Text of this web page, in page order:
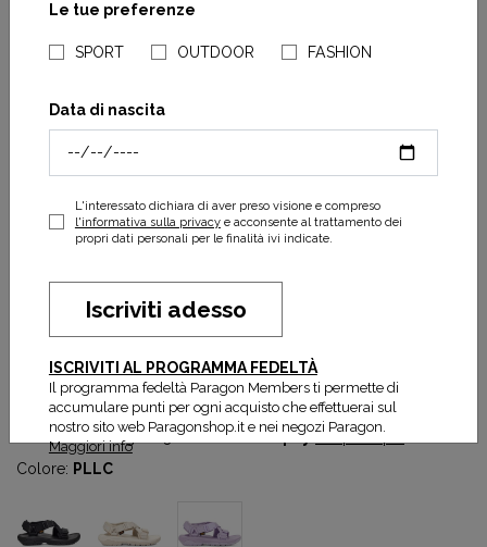
NEGOZI PARAGONSHOP
Hurricane Verge
89,50 €
Compra ora. Paga conKlarna .Scopri di più
Compra ora. Paga in 3 rate conScalapay Scopri di più
Colore: PLLC
Le tue preferenze
SPORT OUTDOOR FASHION
Data di nascita
L'interessato dichiara di aver preso visione e compreso
l'informativa sulla privacye acconsente al trattamento dei
propri dati personali per le finalità ivi indicate.
Iscriviti adesso
ISCRIVITI AL PROGRAMMA FEDELTÀ
Il programma fedeltà Paragon Members ti permette di
accumulare punti per ogni acquisto che effettuerai sul
nostro sito web Paragonshop.it e nei negozi Paragon.
Maggiori info